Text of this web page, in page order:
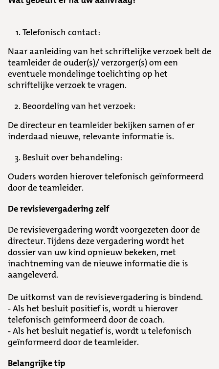
Telefonisch contact:
Naar aanleiding van het schriftelijke verzoek belt de
teamleider de ouder(s)/ verzorger(s) om een
eventuele mondelinge toelichting op het
schriftelijke verzoek te vragen.
Beoordeling van het verzoek:
De directeur en teamleider bekijken samen of er
inderdaad nieuwe, relevante informatie is.
Besluit over behandeling:
Ouders worden hierover telefonisch geïnformeerd
door de teamleider.
De revisievergadering zelf
De revisievergadering wordt voorgezeten door de
directeur. Tijdens deze vergadering wordt het
dossier van uw kind opnieuw bekeken, met
inachtneming van de nieuwe informatie die is
aangeleverd.
De uitkomst van de revisievergadering is bindend.
- Als het besluit positief is, wordt u hierover
telefonisch geïnformeerd door de coach.
- Als het besluit negatief is, wordt u telefonisch
geïnformeerd door de teamleider.
Belangrijke tip